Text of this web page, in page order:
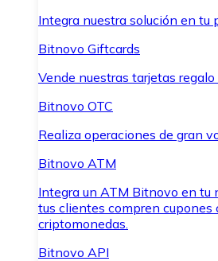
Integra nuestra solución en tu
Bitnovo Giftcards
Vende nuestras tarjetas
Bitnovo OTC
Realiza operaciones de gran
Bitnovo ATM
Integra un ATM Bitnovo en tu
tus clientes compren cupones
criptomonedas.
Bitnovo API